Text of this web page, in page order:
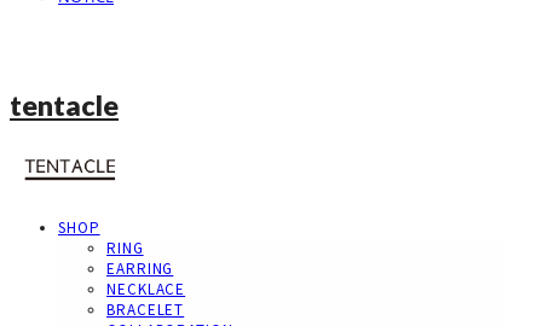
tentacle
SHOP
RING
EARRING
NECKLACE
BRACELET